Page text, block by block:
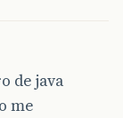
de java
me